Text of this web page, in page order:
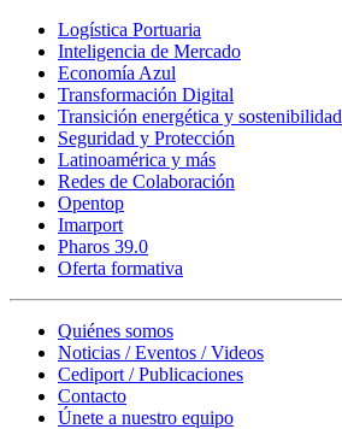
Logística Portuaria
Inteligencia de Mercado
Economía Azul
Transformación Digital
Transición energética y sostenibilidad
Seguridad y Protección
Latinoamérica y más
Redes de Colaboración
Opentop
Imarport
Pharos 39.0
Oferta formativa
Quiénes somos
Noticias / Eventos / Videos
Cediport / Publicaciones
Contacto
Únete a nuestro equipo